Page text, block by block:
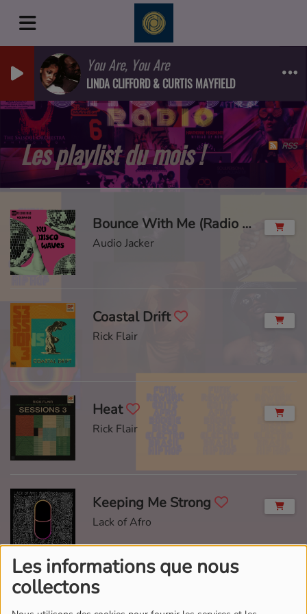
Les informations que nous
collectons
You Are, You Are
LINDA CLIFFORD & CURTIS MAYFIELD
Les playlist du mois ! RSS
Bounce With Me (Radio Mix)
Audio Jacker
Coastal Drift
Rick Flair
Heat
Rick Flair
Keeping Me Strong
Lack of Afro
Need You Back